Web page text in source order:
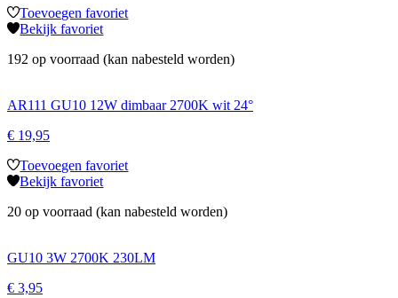
Toevoegen favoriet
Bekijk favoriet
192 op voorraad (kan nabesteld worden)
AR111 GU10 12W dimbaar 2700K wit 24°
€ 19,95
Toevoegen favoriet
Bekijk favoriet
20 op voorraad (kan nabesteld worden)
GU10 3W 2700K 230LM
€ 3,95